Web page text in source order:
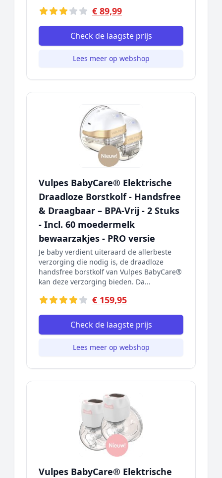
€ 89,99
Check de laagste prijs
Lees meer op webshop
Vulpes BabyCare® Elektrische
Draadloze Borstkolf - Handsfree
& Draagbaar – BPA-Vrij - 2 Stuks
- Incl. 60 moedermelk
bewaarzakjes - PRO versie
Je baby verdient uiteraard de allerbeste
verzorging die nodig is, de draadloze
handsfree borstkolf van Vulpes BabyCare®
kan deze verzorging bieden. Da...
€ 159,95
Check de laagste prijs
Lees meer op webshop
Vulpes BabyCare® Elektrische